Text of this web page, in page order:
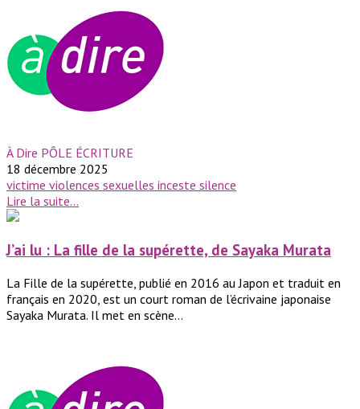
À Dire PÔLE ÉCRITURE
18 décembre 2025
victime violences sexuelles inceste silence
Lire la suite...
J’ai lu : La fille de la supérette, de Sayaka Murata
La Fille de la supérette, publié en 2016 au Japon et traduit en
français en 2020, est un court roman de l’écrivaine japonaise
Sayaka Murata. Il met en scène...